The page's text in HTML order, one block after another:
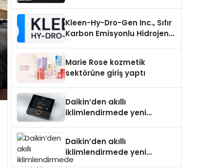
Kleen-Hy-Dro-Gen Inc., Sıfır
Karbon Emisyonlu Hidrojen
Aldı
Marie Rose kozmetik
sektörüne giriş yaptı
Daikin’den akıllı
iklimlendirmede yeni
Daikin’den akıllı
iklimlendirmede yeni
dönem: Madoka Plus